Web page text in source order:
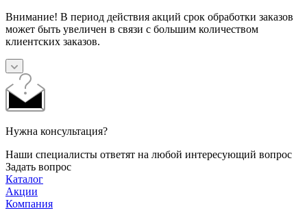
Внимание! В период действия акций срок обработки заказов
может быть увеличен в связи с большим количеством
клиентских заказов.
Нужна консультация?
Наши специалисты ответят на любой интересующий вопрос
Задать вопрос
Каталог
Акции
Компания